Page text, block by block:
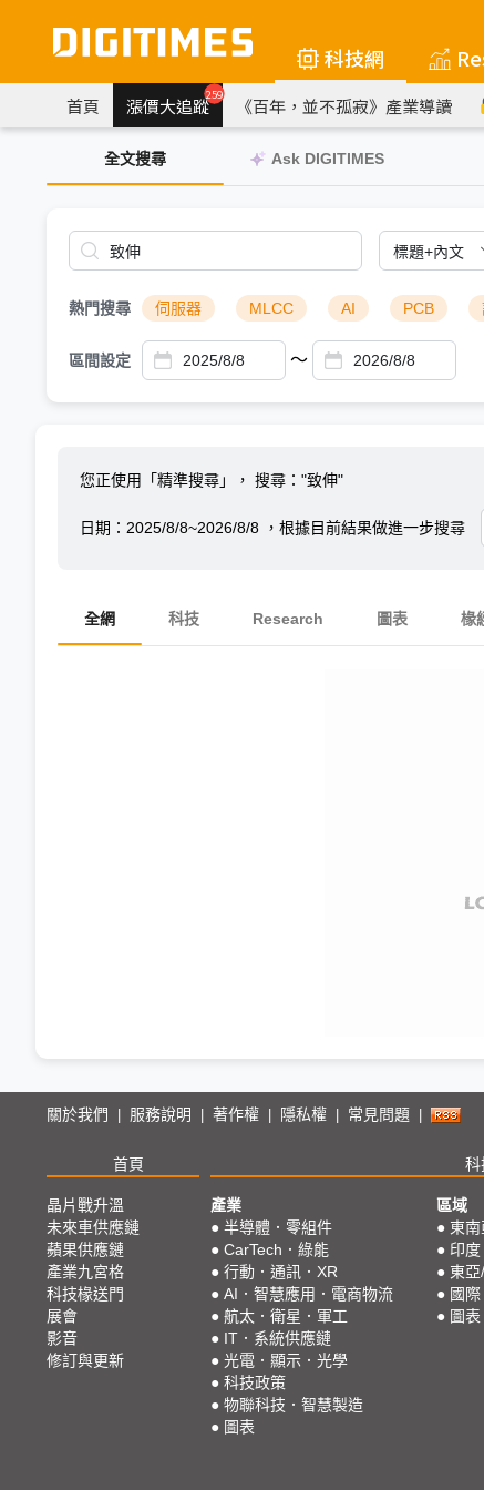
科技網
首頁 漲價大追蹤259 《百年，並不孤寂》產業導讀
全文搜尋 Ask DIGITIMES
熱門搜尋 伺服器 MLCC AI PCB
區間設定 ～
您正使用「精準搜尋」， 搜尋："致伸"
日期： 2025/8/8~2026/8/8 ，根據目前結果做進一步搜尋
全網 科技 Research 圖表 椽
關於我們 服務說明 著作權 隱私權 常見問題
首頁 科
晶片戰升溫
未來車供應鏈
蘋果供應鏈
產業九宮格
科技椽送門
展會
影音
修訂與更新
產業
● 半導體．零組件
● CarTech．綠能
● 行動．通訊．XR
● AI．智慧應用．電商物流
● 航太．衛星．軍工
● IT．系統供應鏈
● 光電．顯示．光學
● 科技政策
● 物聯科技．智慧製造
● 圖表
區域
● 東南
● 印度
● 東亞
● 國際
● 圖表